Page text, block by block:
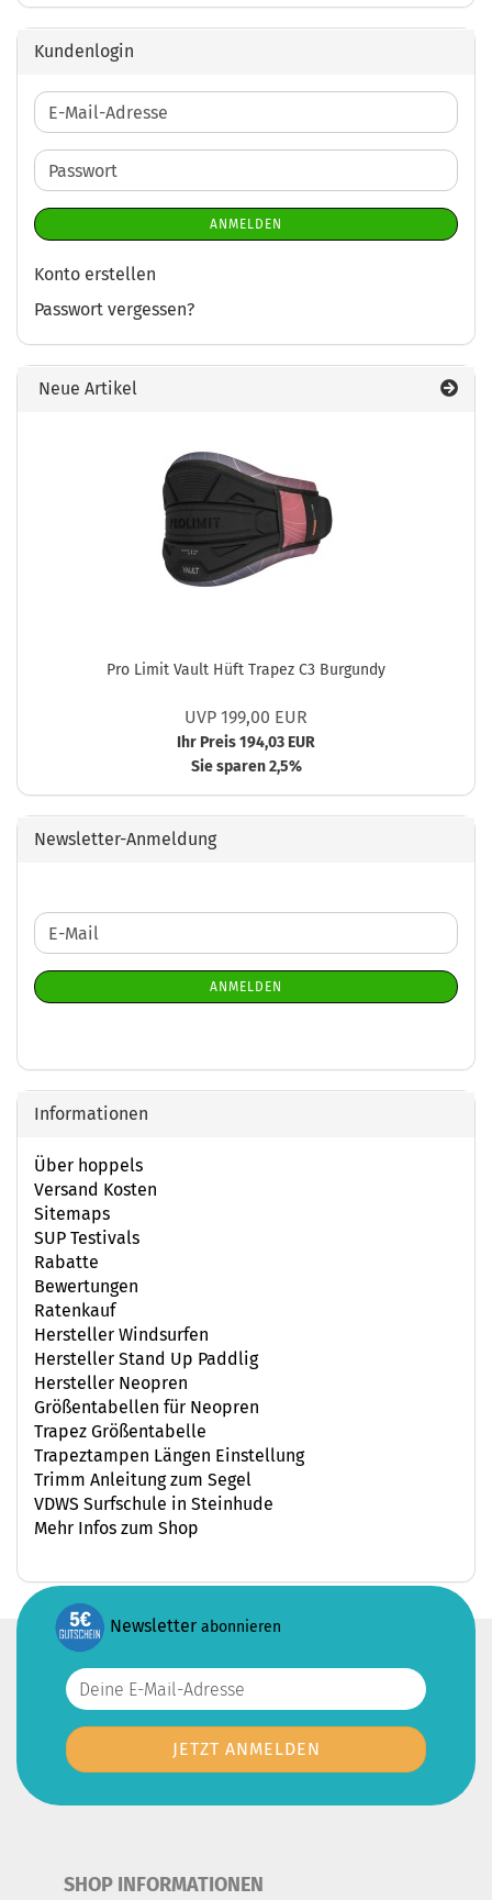
Kundenlogin
E-
Mail-
Adresse
Passwort
ANMELDEN
Konto erstellen
Passwort vergessen?
Neue Artikel
Pro Limit Vault Hüft Trapez C3 Burgundy
UVP 199,00 EUR
Ihr Preis 194,03 EUR
Sie sparen 2,5%
Newsletter-Anmeldung
WEITER
ZUR
NEWSLETTER-
ANMELDUNG
E-
Mail
ANMELDEN
Informationen
Über hoppels
Versand Kosten
Sitemaps
SUP Testivals
Rabatte
Bewertungen
Ratenkauf
Hersteller Windsurfen
Hersteller Stand Up Paddlig
Hersteller Neopren
Größentabellen für Neopren
Trapez Größentabelle
Trapeztampen Längen Einstellung
Trimm Anleitung zum Segel
VDWS Surfschule in Steinhude
Mehr Infos zum Shop
Newsletter abonnieren
SHOP INFORMATIONEN